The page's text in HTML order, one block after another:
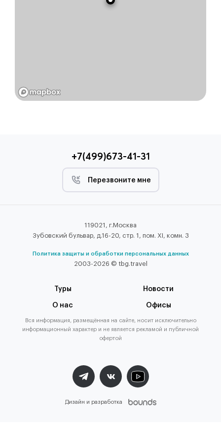
+7(499)673-41-31
Перезвоните мне
119021, г.Москва
Зубовский бульвар, д.16-20, стр. 1, пом. XI, комн. 3
Политика защиты и обработки персональных данных
2003-2026 © tbg.travel
Туры Новости
О нас Офисы
Вся информация, размещённая на сайте, носит исключительно
информационный характер и не является рекламой и публичной
офертой
Дизайн и разработка